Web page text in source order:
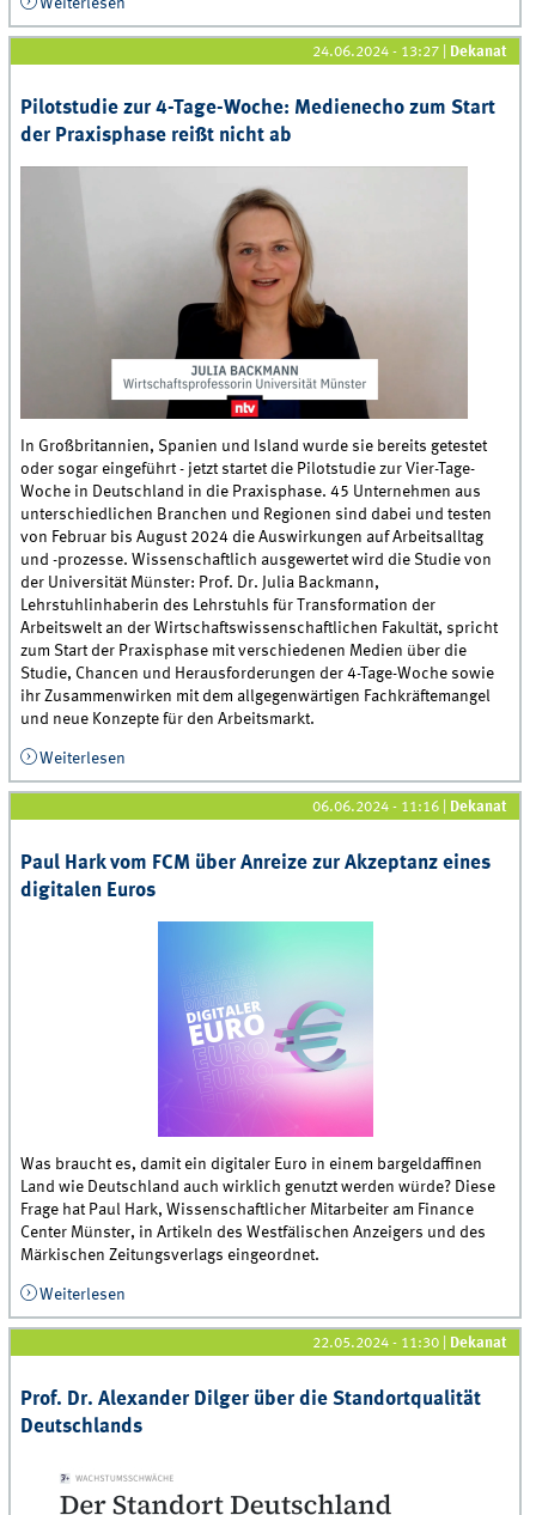
reißt nicht ab
24.06.2024 - 13:27 Dekanat
Pilotstudie zur 4-Tage-Woche: Medienecho zum Start
der Praxisphase reißt nicht ab
In Großbritannien, Spanien und Island wurde sie bereits getestet
oder sogar eingeführt - jetzt startet die Pilotstudie zur Vier-Tage-
Woche in Deutschland in die Praxisphase. 45 Unternehmen aus
unterschiedlichen Branchen und Regionen sind dabei und testen
von Februar bis August 2024 die Auswirkungen auf Arbeitsalltag
und -prozesse. Wissenschaftlich ausgewertet wird die Studie von
der Universität Münster: Prof. Dr. Julia Backmann,
Lehrstuhlinhaberin des Lehrstuhls für Transformation der
Arbeitswelt an der Wirtschaftswissenschaftlichen Fakultät, spricht
zum Start der Praxisphase mit verschiedenen Medien über die
Studie, Chancen und Herausforderungen der 4-Tage-Woche sowie
ihr Zusammenwirken mit dem allgegenwärtigen Fachkräftemangel
und neue Konzepte für den Arbeitsmarkt.
Weiterlesen
Start der Praxisphase reißt nicht ab
06.06.2024 - 11:16 Dekanat
Paul Hark vom FCM über Anreize zur Akzeptanz eines
digitalen Euros
Was braucht es, damit ein digitaler Euro in einem bargeldaffinen
Land wie Deutschland auch wirklich genutzt werden würde? Diese
Frage hat Paul Hark, Wissenschaftlicher Mitarbeiter am Finance
Center Münster, in Artikeln des Westfälischen Anzeigers und des
Märkischen Zeitungsverlags eingeordnet.
Weiterlesen
eines digitalen Euros
22.05.2024 - 11:30 Dekanat
Prof. Dr. Alexander Dilger über die Standortqualität
Deutschlands